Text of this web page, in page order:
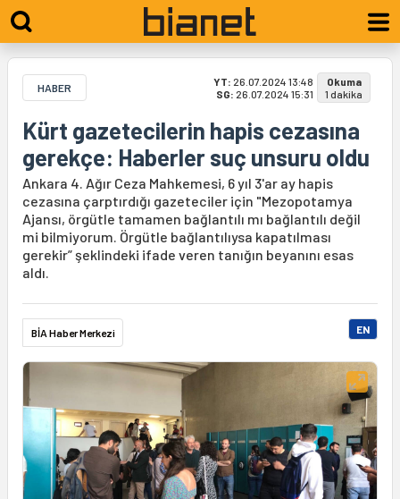
HABER YT: 26.07.2024 13:48
SG: 26.07.2024 15:31
Okuma
1 dakika
Kürt gazetecilerin hapis cezasına
gerekçe: Haberler suç unsuru oldu
Ankara 4. Ağır Ceza Mahkemesi, 6 yıl 3'ar ay hapis
cezasına çarptırdığı gazeteciler için "Mezopotamya
Ajansı, örgütle tamamen bağlantılı mı bağlantılı değil
mi bilmiyorum. Örgütle bağlantılıysa kapatılması
gerekir” şeklindeki ifade veren tanığın beyanını esas
aldı.
BİA Haber Merkezi EN